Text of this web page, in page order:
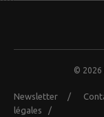
© 2026
Newsletter /
légales /